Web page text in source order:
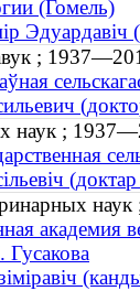
(Гомель)
;
наук ;